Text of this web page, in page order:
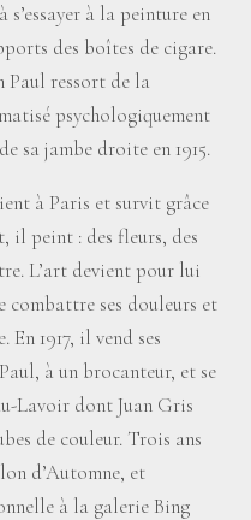
à la peinture en
des boîtes de cigare.
Paul ressort de la
psychologiquement
sa jambe droite en 1915.
à Paris et survit grâce
il peint : des fleurs, des
L’art devient pour lui
combattre ses douleurs et
1917, il vend ses
à un brocanteur, et se
Lavoir dont Juan Gris
de couleur. Trois ans
d’Automne, et
à la galerie Bing